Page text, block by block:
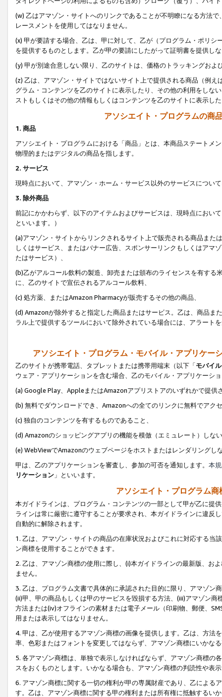
(w) 乙はアマゾン・サイトへのリンクであることが不明瞭になる方法
レースメントを使用してはなりません。
(x) 甲が要請する場合、乙は、甲に対して、乙が（プログラム・ポリ
を提供するものとします。乙が甲の要請にしたがって証明書を提供し
(y) 甲が別途合意しない限り、乙のサイトは、価格のトラッキングお
(z) 乙は、アマゾン・サイトではないサイト上で提供される商品（例
グラム・コンテンツを乙のサイトに表示したり、その他の利用をしな
ストもしくはその他の情報もしくはコンテンツを乙のサイトに表示し
アソシエイト・プログラムの商
1. 商品
アソシエイト・プログラムにおける「商品」とは、本商品ステートメ
物理的またはデジタルの商品を指します。
2. サービス
現時点において、アマゾン・ホーム・サービス以外のサービスについ
3. 除外商品
前記にかかわらず、以下のアイテムおよびサービスは、現時点におい
といいます。）
(a)アマゾン・サイトからリンクされるサイト上で販売される商品ま
しくはサービス、またはバナー広告、スポンサーリンクもしくはアマ
たはサービス）、
(b)乙がアルコール飲料の製造、卸売または頒布のライセンスを有す
に、乙のサイトで宣伝されるアルコール飲料、
(c) 処方薬、またはAmazon Pharmacyが販売するその他の商品、
(d) Amazonが除外すると指定した商品またはサービス。乙は、商品ま
ラル上で提供するツールにおいて除外されている場合には、アラート
アソシエイト・プログラム・モバイル・アプリケー
乙のサイトが携帯電話、タブレットまたは携帯用端末（以下「モバイ
ウェア・アプリケーションを含む場合、乙のモバイル・アプリケーシ
(a) Google Play、AppleまたはAmazonアプリストアのいずれかで提供
(b) 無料でダウンロードでき、Amazonへの全てのリンクに無料でアク
(c) 独自のコンテンツを有するものであること、
(d) Amazonのショッピングアプリの機能を模倣（エミュレート）しな
(e) WebViewでAmazonのウェブページをホストまたはレンダリングし
甲は、乙のアプリケーションを審査し、参加の可否を通知します。 本
リケーション 」といいます。
アソシエイト・プログラム
本ガイドラインは、プログラム・コンテンツの一部として甲が乙に提
ラインは常に厳密に遵守することが要求され、本ガイドラインに違反
自動的に解除されます。
1. 乙は、アマゾン・サイトの商品の在庫状況およびこれに対応する
ン商標を使用することができます。
2. 乙は、アマゾン商標の使用に際し、(i)本ガイドラインの最新版、お
ません。
3. 乙は、プログラム文書で具体的に承認された目的に限り、アマゾン
(ii)甲、甲の商品もしくは甲のサービスを毀損する方法、(iii)アマゾン
方法または(iv)オフラインの素材または電子メール（印刷物、郵便、
用または表示してはなりません。
4. 甲は、乙が使用するアマゾン商標の画像を提供します。乙は、方
率、色彩またはフォントを変更してはならず、アマゾン商標にいかな
5. 各アマゾン商標は、単独で表示しなければならず、アマゾン商標
スをおくものとします。いかなる場合も、アマゾン商標の判読性や表
6. アマゾン商標に関する一切の権利が甲の専属財産であり、乙による
す。乙は、アマゾン商標に関する甲の権利または所有権に抵触するい